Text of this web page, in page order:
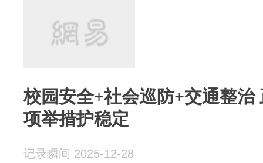
校园安全+社会巡防+交通整治
项举措护稳定
记录瞬间 2025-12-28